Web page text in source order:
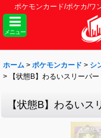
ポケモンカード/ポケカ/
メニュー
ホーム > ポケモンカード > シ
>
【状態B】わるいスリーパ
【状態B】わるい